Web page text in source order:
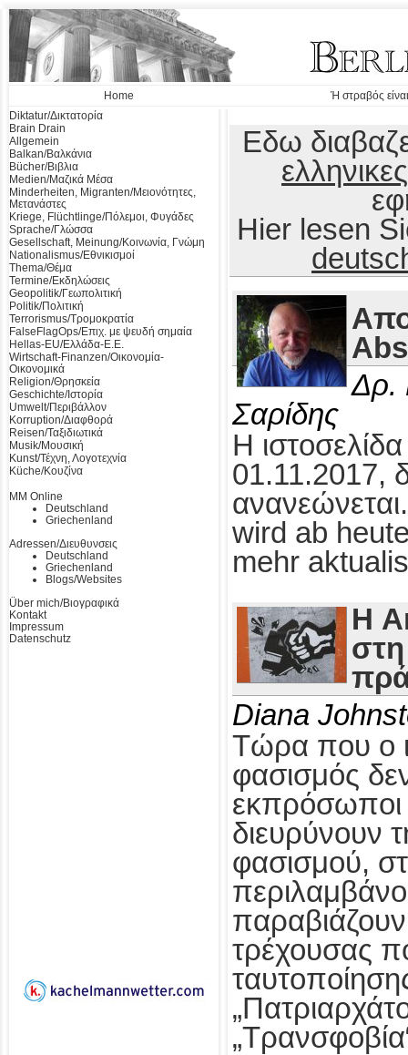
Home
Ή στραβός
Diktatur/Δικτατορία
Brain Drain
Allgemein
Balkan/Βαλκάνια
Bücher/Βιβλια
Medien/Μαζικά Μέσα
Minderheiten, Migranten/Μειονότητες,
Μετανάστες
Kriege, Flüchtlinge/Πόλεμοι, Φυγάδες
Sprache/Γλώσσα
Gesellschaft, Meinung/Κοινωνία, Γνώμη
Nationalismus/Εθνικισμοί
Thema/Θέμα
Termine/Εκδηλώσεις
Geopolitik/Γεωπολιτική
Politik/Πολιτική
Terrorismus/Τρομοκρατία
FalseFlagOps/Επιχ. με ψευδή σημαία
Hellas-EU/Ελλάδα-Ε.Ε.
Wirtschaft-Finanzen/Οικονομία-
Οικονομικά
Religion/Θρησκεία
Geschichte/Ιστορία
Umwelt/Περιβάλλον
Korruption/Διαφθορά
Reisen/Ταξιδιωτικά
Musik/Μουσική
Kunst/Τέχνη, Λογοτεχνία
Küche/Κουζίνα
MM Online
Deutschland
Griechenland
Adressen/Διευθυνσεις
Deutschland
Griechenland
Blogs/Websites
Über mich/Βιογραφικά
Kontakt
Impressum
Datenschutz
Εδω
ελληνικες
Hier lesen
Δρ.
Σαρίδης
Η
01.11.2017,
wird ab
mehr
Η
Diana
Τώρα που ο
φασισμός
εκπρόσωποι
διευρύνουν
φασισμού,
τρέχουσας